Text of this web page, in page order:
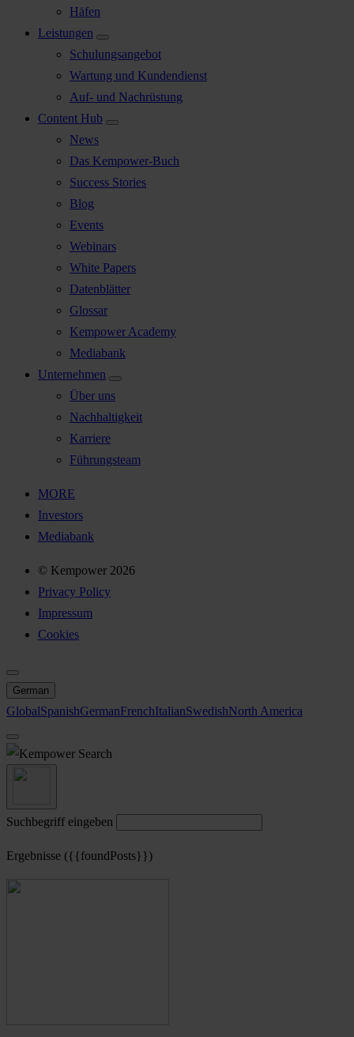
Häfen
Leistungen
Schulungsangebot
Wartung und Kundendienst
Auf- und Nachrüstung
Content Hub
News
Das Kempower-Buch
Success Stories
Blog
Events
Webinars
White Papers
Datenblätter
Glossar
Kempower Academy
Mediabank
Unternehmen
Über uns
Nachhaltigkeit
Karriere
Führungsteam
MORE
Investors
Mediabank
© Kempower 2026
Privacy Policy
Impressum
Cookies
German
GlobalSpanishGermanFrenchItalianSwedishNorth America
Search
Suchbegriff eingeben
Ergebnisse ({{foundPosts}})